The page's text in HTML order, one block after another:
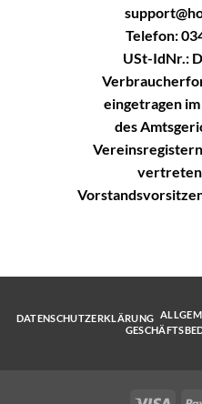
Telefon:
USt-IdNr.:
eingetragen
des
vertreten
DATENSCHUTZERKLÄRUNG